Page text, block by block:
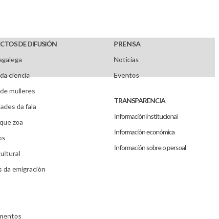
DE DIFUSIÓN
ciencia
mulleres
da fala
zoa
da emigración
PRENSA
Noticias
Eventos
TRANSPARENCIA
Información institucional
Información económica
Información sobre o persoal